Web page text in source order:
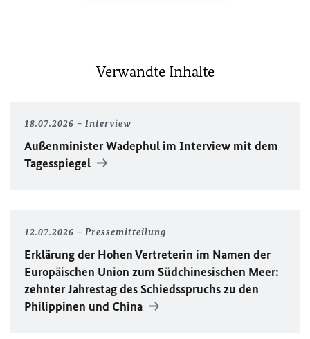
Verwandte Inhalte
18.07.2026 Interview
Außenminister Wadephul im Interview mit dem
Tagesspiegel
12.07.2026 Pressemitteilung
Erklärung der Hohen Vertreterin im Namen der
Europäischen Union zum Südchinesischen Meer:
zehnter Jahrestag des Schiedsspruchs zu den
Philippinen und China